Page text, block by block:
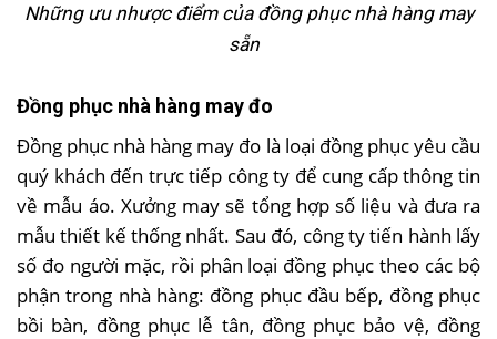
Những ưu nhược điểm của đồng phục nhà hàng may
sẵn
Đồng phục nhà hàng may đo
Đồng phục nhà hàng may đo là loại đồng phục yêu cầu
quý khách đến trực tiếp công ty để cung cấp thông tin
về mẫu áo. Xưởng may sẽ tổng hợp số liệu và đưa ra
mẫu thiết kế thống nhất. Sau đó, công ty tiến hành lấy
số đo người mặc, rồi phân loại đồng phục theo các bộ
phận trong nhà hàng: đồng phục đầu bếp, đồng phục
bồi bàn, đồng phục lễ tân, đồng phục bảo vệ, đồng